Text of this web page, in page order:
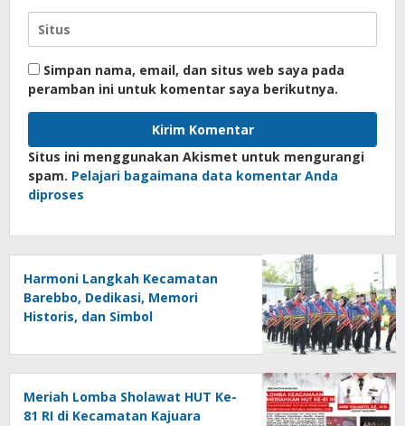
Simpan nama, email, dan situs web saya pada
peramban ini untuk komentar saya berikutnya.
Situs ini menggunakan Akismet untuk mengurangi
spam. Pelajari bagaimana data komentar Anda
diproses
Harmoni Langkah Kecamatan
Barebbo, Dedikasi, Memori
Historis, dan Simbol
Meriah Lomba Sholawat HUT Ke-
81 RI di Kecamatan Kajuara